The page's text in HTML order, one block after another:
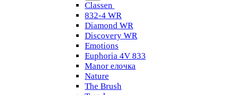
Classen
832-4 WR
Diamond WR
Discovery WR
Emotions
Euphoria 4V 833
Manor елочка
Nature
The Brush